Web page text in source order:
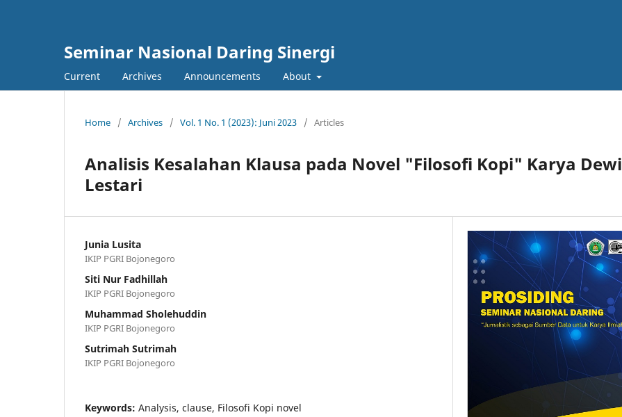
Seminar Nasional Daring Sinergi
Current Archives Announcements About
Home / Archives / Vol. 1 No. 1 (2023): Juni 2023 / Articles
Analisis Kesalahan Klausa pada Novel "Filosofi Kopi" Karya Dewi
Lestari
Junia Lusita
IKIP PGRI Bojonegoro
Siti Nur Fadhillah
IKIP PGRI Bojonegoro
Muhammad Sholehuddin
IKIP PGRI Bojonegoro
Sutrimah Sutrimah
IKIP PGRI Bojonegoro
Keywords: Analysis, clause, Filosofi Kopi novel